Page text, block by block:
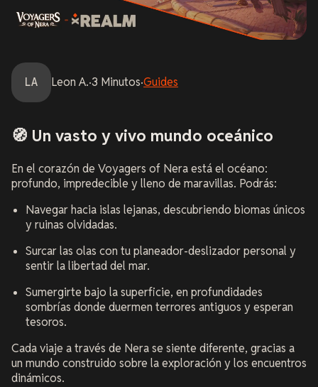
LA Leon A.·3 Minutos·Guides
🧭 Un vasto y vivo mundo oceánico
En el corazón de Voyagers of Neraestá el océano:
profundo, impredecible y lleno de maravillas. Podrás:
Navegar hacia islas lejanas, descubriendo biomas únicos
y ruinas olvidadas.
Surcar las olas con tu planeador-deslizador personal y
sentir la libertad del mar.
Sumergirte bajo la superficie, en profundidades
sombrías donde duermen terrores antiguos y esperan
tesoros.
Cada viaje a través de Nera se siente diferente, gracias a
un mundo construido sobre la exploración y los encuentros
dinámicos.